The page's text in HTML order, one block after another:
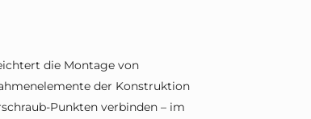
die Montage von
der Konstruktion
Punkten verbinden – im